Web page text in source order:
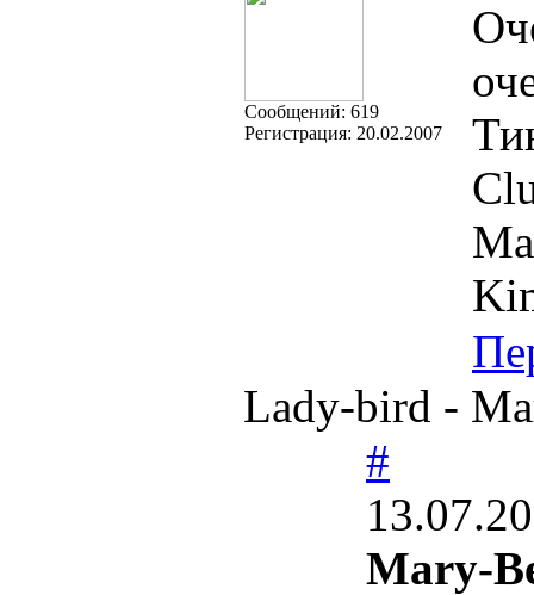
Cообщений: 619
Регистрация: 20.02.2007
Lady-bird -
#
Mary-